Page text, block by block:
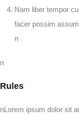
Nam liber tempor
facer possim
n
n
Rules
nLorem ipsum dolor sit